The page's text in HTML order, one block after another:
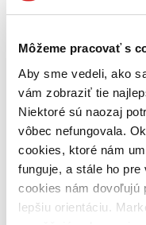
Môžeme pracovať s
Aby sme vedeli, ako
vám zobraziť tie
Niektoré sú naozaj
vôbec nefungovala.
cookies, ktoré nám
funguje, a stále ho
cookies nám dovoľujú
lepšiu orientáciu.
Najdrahšie
Najvyššia zľava
Použité filtre
Zrušiť filtre
Účinkuje Alicja Jachiewicz